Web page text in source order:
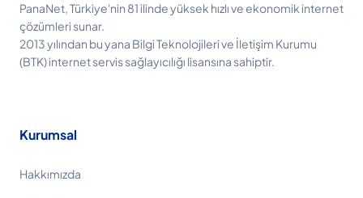
PanaNet, Türkiye'nin 81 ilinde yüksek hızlı ve ekonomik internet
çözümleri sunar.
2013 yılından bu yana Bilgi Teknolojileri ve İletişim Kurumu
(BTK) internet servis sağlayıcılığı lisansına sahiptir.
Kurumsal
Hakkımızda